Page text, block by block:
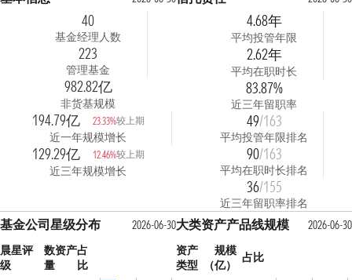
40
基金经理人数
223
管理基金
982.82亿
非货基规模
194.79亿 23.33%较上期
近一年规模增长
129.29亿 12.46%较上期
近三年规模增长
4.68年
平均投管年限
2.62年
平均在职时长
83.87%
近三年留职率
49/163
平均投管年限排名
90/163
平均在职时长排名
36/155
近三年留职率排名
基金公司星级分布
2026-06-30
晨星评
级
数
量
资产占
比
大类资产产品线规模
2026-06-30
资产
类型
规模
（亿）
占比